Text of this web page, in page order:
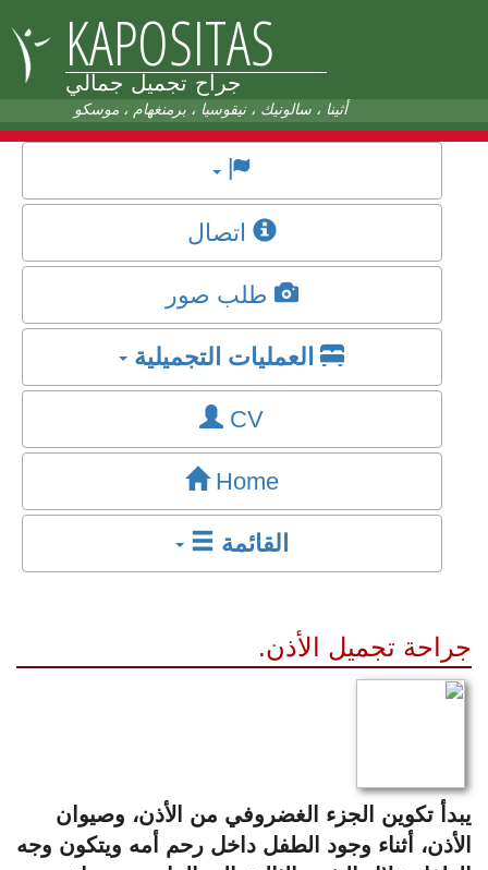
KAPOSITAS
جراح تجميل جمالي
أثينا ، سالونيك ، نيقوسيا ، برمنغهام ، موسكو
اتصال
طلب صور
العمليات التجميلية
CV
Home
القائمة
جراحة تجميل الأذن.
يبدأ تكوين الجزء الغضروفي من الأذن، وصيوان
الأذن، أثناء وجود الطفل داخل رحم أمه ويتكون وجه